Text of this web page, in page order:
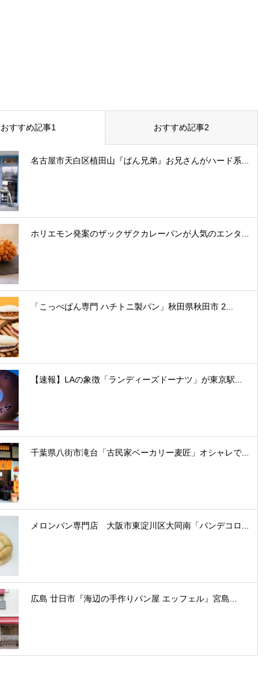
おすすめ記事1 おすすめ記事2
名古屋市天白区植田山『ぱん兄弟』お兄さんがハード系...
ホリエモン発案のザックザクカレーパンが人気のエンタ...
「こっぺぱん専門 ハチトニ製パン」秋田県秋田市 2...
【速報】LAの象徴「ランディーズドーナツ」が東京駅...
千葉県八街市滝台「古民家ベーカリー麦匠」オシャレで...
メロンパン専門店 大阪市東淀川区大同南「パンデコロ...
広島 廿日市『海辺の手作りパン屋 エッフェル』宮島...